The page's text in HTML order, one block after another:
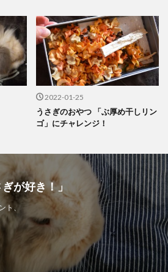
2022-01-25
うさぎのおやつ 「ぶ厚め干しリン
ゴ」にチャレンジ！
が好き！」
ト、